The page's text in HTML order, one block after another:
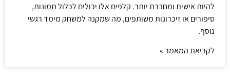
להיות אישית ומחברת יותר. קלפים אלו יכולים לכלול תמונות,
סיפורים או זיכרונות משותפים, מה שמקנה למשחק מימד רגשי
נוסף.
לקריאת המאמר »